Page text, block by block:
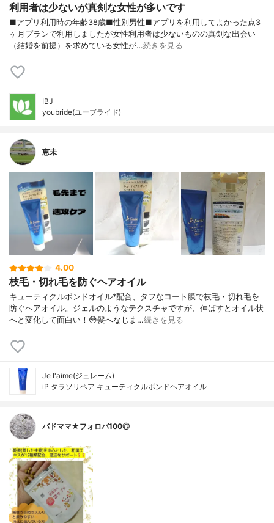
利用者は少ないが真剣な女性が多いです
■アプリ利用時の年齢38歳■性別男性■アプリを利用してよかった点3
ヶ月プランで利用しましたが女性利用者は少ないものの真剣な出会い
（結婚を前提）を求めている女性が…続きを見る
IBJ
youbride(ユーブライド)
恵未
4.00
枝毛・切れ毛を防ぐヘアオイル
キューティクルボンドオイル*配合、タフなコート膜で枝毛・切れ毛を
防ぐヘアオイル。ジェルのようなテクスチャですが、伸ばすとオイル状
へと変化して面白い！😳髪へなじま…続きを見る
Je l'aime(ジュレーム)
iP タラソリペア キューティクルボンドヘアオイル
バドママ★フォロバ100◎